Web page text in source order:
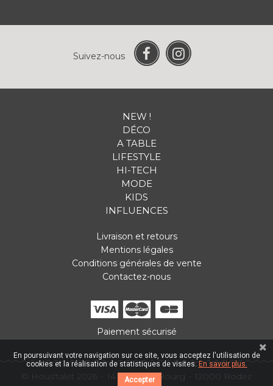
Suivez-nous
NEW !
DÉCO
A TABLE
LIFESTYLE
HI-TECH
MODE
KIDS
INFLUENCES
Livraison et retours
Mentions légales
Conditions générales de vente
Contactez-nous
Paiement sécurisé
© Hous'talet 2026 14 Place du Bourg 12000 Rodez
En poursuivant votre navigation sur ce site, vous acceptez l'utilisation de
cookies et la réalisation de statistiques de visites. En savoir plus.
Accepter